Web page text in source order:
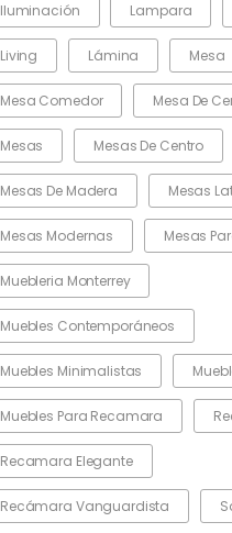
Iluminación Lampara
Living Lámina Mesa
Mesa Comedor Mesa De
Mesas Mesas De Centro
Mesas De Madera Mesas
Mesas Modernas Mesas
Muebleria Monterrey
Muebles Contemporáneos
Muebles Minimalistas
Muebles Para Recamara
Recamara Elegante
Recámara Vanguardista